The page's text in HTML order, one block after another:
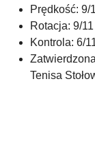
Prędkość: 9/
Rotacja: 9/11
Kontrola: 6/
Tenisa